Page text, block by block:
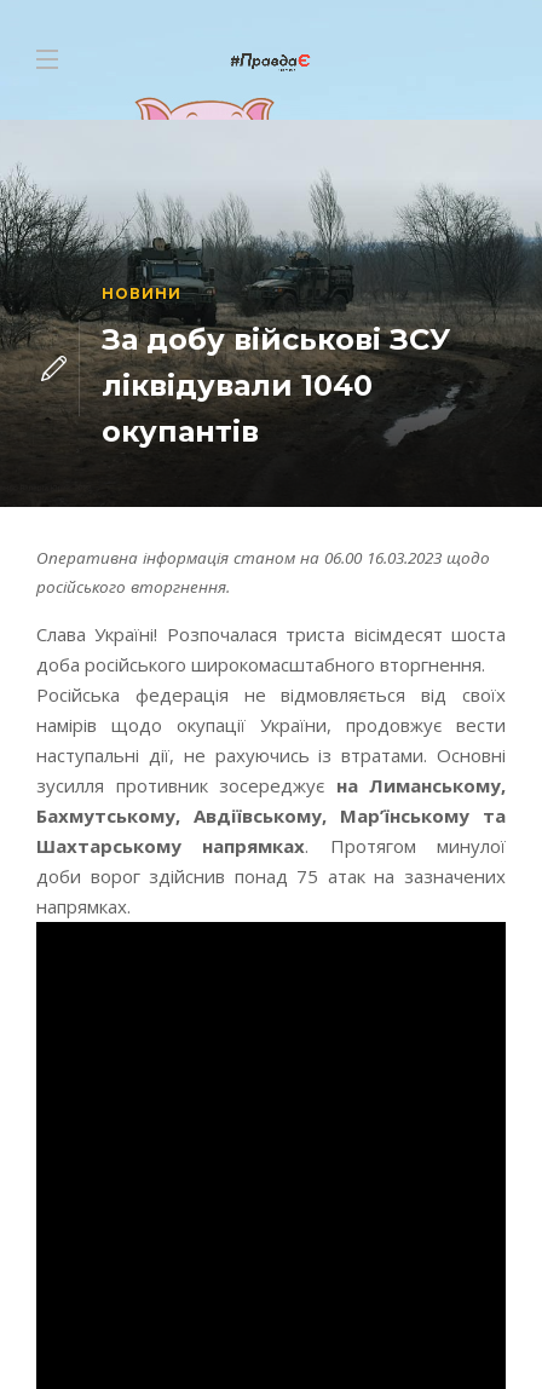
НОВИНИ
За добу військові ЗСУ
ліквідували 1040
окупантів
Оперативна інформація станом на 06.00 16.03.2023 щодо
російського вторгнення.
Слава Україні! Розпочалася триста вісімдесят шоста
доба російського широкомасштабного вторгнення.
Російська федерація не відмовляється від своїх
намірів щодо окупації України, продовжує вести
наступальні дії, не рахуючись із втратами. Основні
зусилля противник зосереджує на Лиманському,
Бахмутському, Авдіївському, Мар’їнському та
Шахтарському напрямках. Протягом минулої
доби ворог здійснив понад 75 атак на зазначених
напрямках.